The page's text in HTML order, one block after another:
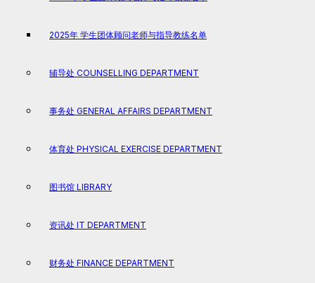
2025年 学生团体顾问老师与指导教练名单
辅导处 COUNSELLING DEPARTMENT
事务处 GENERAL AFFAIRS DEPARTMENT
体育处 PHYSICAL EXERCISE DEPARTMENT
图书馆 LIBRARY
资讯处 IT DEPARTMENT
财务处 FINANCE DEPARTMENT